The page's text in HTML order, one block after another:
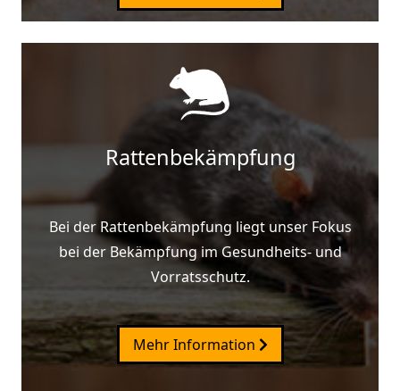
Rattenbekämpfung
Bei der Rattenbekämpfung liegt unser Fokus
bei der Bekämpfung im Gesundheits- und
Vorratsschutz.
Mehr Information